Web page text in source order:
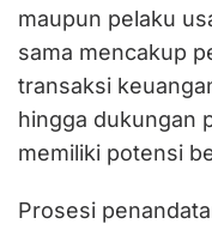
maupun pelaku
sama mencakup
transaksi
hingga dukungan
memiliki potensi
Prosesi